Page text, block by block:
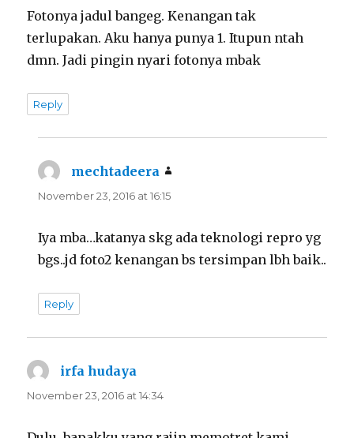
Fotonya jadul bangeg. Kenangan tak
terlupakan. Aku hanya punya 1. Itupun ntah
dmn. Jadi pingin nyari fotonya mbak
Reply
mechtadeera
November 23, 2016 at 16:15
Iya mba…katanya skg ada teknologi repro yg
bgs..jd foto2 kenangan bs tersimpan lbh baik..
Reply
irfa hudaya
November 23, 2016 at 14:34